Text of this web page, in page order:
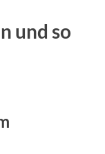
und so